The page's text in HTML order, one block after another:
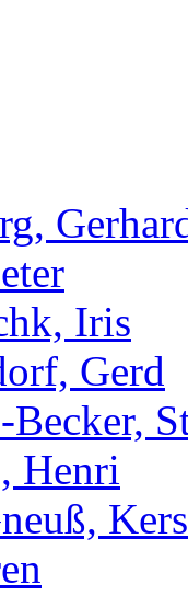
Iris
Gerd
Becker,
Henri